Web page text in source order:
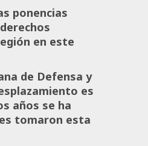
ponencias
en este
de Defensa y
es
años se ha
tomaron esta